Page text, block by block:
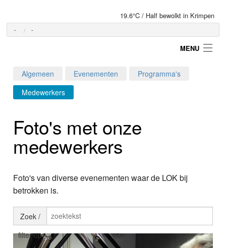
19.6°C / Half bewolkt in Krimpen
- -
MENU
Login
Programma's
Nieuws
Foto's
Video
Webcam
Algemeen Evenementen
Programma's
Medewerkers
Foto's met onze
medewerkers
Foto's van diverse evenementen waar de LOK bij
betrokken is.
Zoek /
filter op